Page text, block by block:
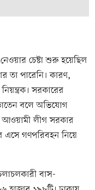
চেষ্টা শুরু হয়েছিল
পারেনি। কারণ,
সরকারের
বলে অভিযোগ
আওয়ামী লীগ সরকার
এসে গণপরিবহন নিয়ে
বাস-